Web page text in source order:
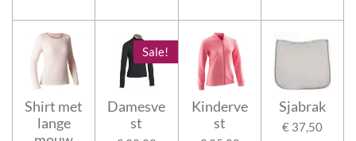
Shirt met
lange
Sale!
Damesve
st
Kinderve
st
Sjabrak
€ 37,50